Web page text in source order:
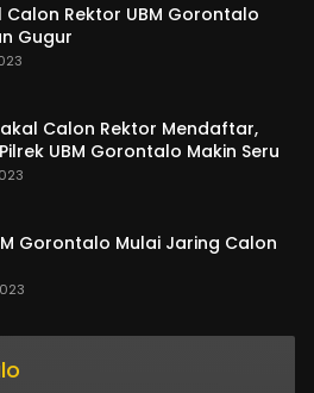
Calon Rektor UBM Gorontalo
Gugur
Calon Rektor Mendaftar,
UBM Gorontalo Makin Seru
Gorontalo Mulai Jaring Calon